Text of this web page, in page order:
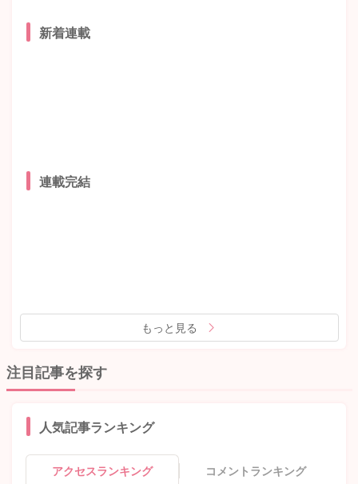
新着連載
連載完結
もっと見る
注目記事を探す
人気記事ランキング
アクセスランキング コメントランキング